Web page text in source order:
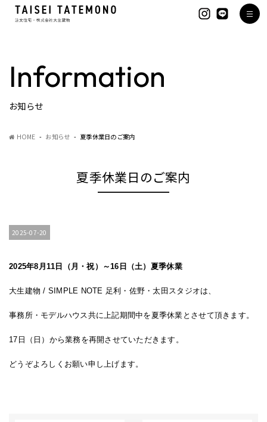
Information
お知らせ
HOME お知らせ 夏季休業日のご案内
夏季休業日のご案内
2025-07-20
2025年8月11日（月・祝）～16日（土） 夏季休業
大生建物 / SIMPLE NOTE 足利・佐野・太田スタジオは、
事務所・モデルハウス共に上記期間中を夏季休業とさせて頂きます。
17日（日）から業務を再開させていただきます。
どうぞよろしくお願い申し上げます。